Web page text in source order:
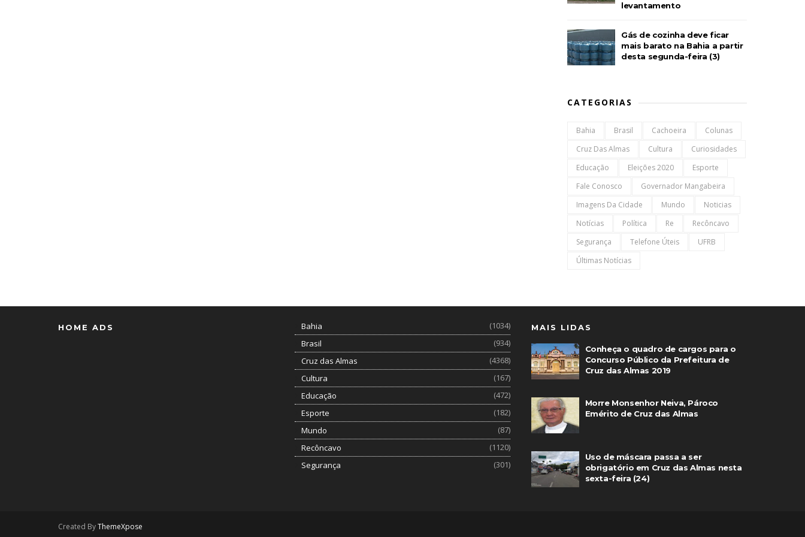
levantamento
Gás de cozinha deve ficar
mais barato na Bahia a partir
desta segunda-feira (3)
CATEGORIAS
Bahia Brasil Cachoeira
Colunas
Cruz Das Almas
Cultura
Curiosidades
Educação
Eleições 2020
Esporte
Fale Conosco
Governador Mangabeira
Imagens Da Cidade
Mundo
Noticias
Notícias
Política Re
Recôncavo
Segurança
Telefone Úteis
UFRB
Últimas Notícias
HOME ADS Bahia
(1034)
Brasil
(934)
Cruz das Almas
(4368)
Cultura
(167)
Educação
(472)
Esporte
(182)
Mundo
(87)
Recôncavo
(1120)
Segurança
(301)
MAIS LIDAS
Conheça o quadro de cargos para o
Concurso Público da Prefeitura de
Cruz das Almas 2019
Morre Monsenhor Neiva, Pároco
Emérito de Cruz das Almas
Uso de máscara passa a ser
obrigatório em Cruz das Almas nesta
sexta-feira (24)
Created ByThemeXpose